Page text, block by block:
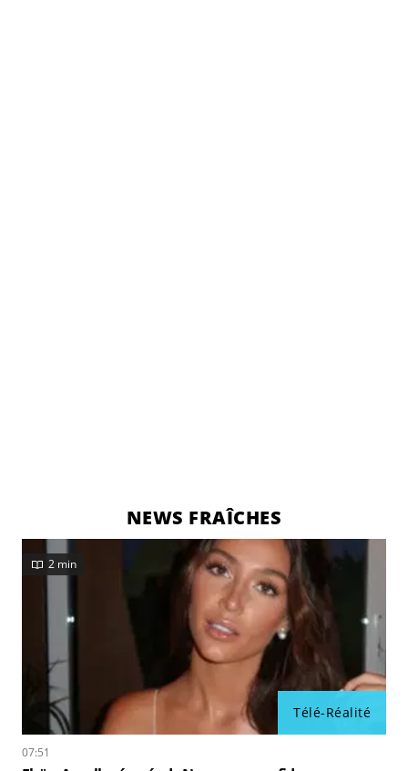
NEWS FRAÎCHES
Télé-Réalité
2 min
07:51